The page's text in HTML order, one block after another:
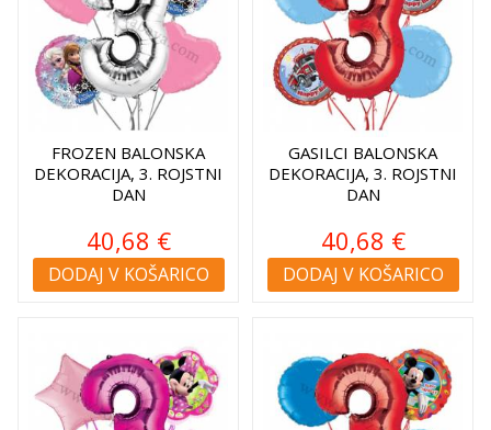
FROZEN BALONSKA
DEKORACIJA, 3. ROJSTNI
DAN
40,68 €
DODAJ V KOŠARICO
GASILCI BALONSKA
DEKORACIJA, 3. ROJSTNI
DAN
40,68 €
DODAJ V KOŠARICO